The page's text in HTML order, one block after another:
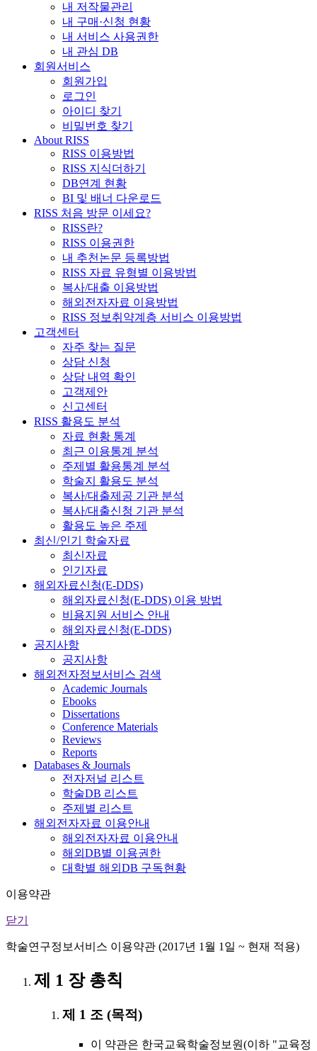
내 저작물관리
내 구매·신청 현황
내 서비스 사용권한
내 관심 DB
회원서비스
회원가입
로그인
아이디 찾기
비밀번호 찾기
About RISS
RISS 이용방법
RISS 지식더하기
DB연계 현황
BI 및 배너 다운로드
RISS 처음 방문 이세요?
RISS란?
RISS 이용권한
내 추천논문 등록방법
RISS 자료 유형별 이용방법
복사/대출 이용방법
해외전자자료 이용방법
RISS 정보취약계층 서비스 이용방법
고객센터
자주 찾는 질문
상담 신청
상담 내역 확인
고객제안
신고센터
RISS 활용도 분석
자료 현황 통계
최근 이용통계 분석
주제별 활용통계 분석
학술지 활용도 분석
복사/대출제공 기관 분석
복사/대출신청 기관 분석
활용도 높은 주제
최신/인기 학술자료
최신자료
인기자료
해외자료신청(E-DDS)
해외자료신청(E-DDS) 이용 방법
비용지원 서비스 안내
해외자료신청(E-DDS)
공지사항
공지사항
해외전자정보서비스 검색
Academic Journals
Ebooks
Dissertations
Conference Materials
Reviews
Reports
Databases & Journals
전자저널 리스트
학술DB 리스트
주제별 리스트
해외전자자료 이용안내
해외전자자료 이용안내
해외DB별 이용권한
대학별 해외DB 구독현황
이용약관
닫기
학술연구정보서비스 이용약관 (2017년 1월 1일 ~ 현재 적용)
제 1 장 총칙
제 1 조 (목적)
이 약관은 한국교육학술정보원(이하 "교육정